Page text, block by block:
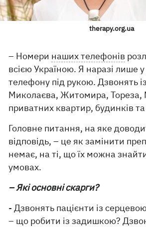
therapy.org.ua
– Номери наших телефонів
всією Україною. Я наразі лише
телефону під рукою. Дзвонять
Миколаєва, Житомира, Тореза,
приватних квартир, будинків та
Головне питання, на яке
відповідь, – це як замінити
немає, на ті, що їх можна
умовах.
– Які основні скарги?
- Дзвонять пацієнти із
– що робити із задишкою?